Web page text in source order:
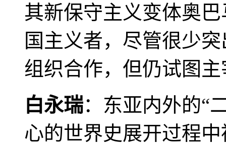
其新保守主义变体奥
国主义者，尽管很少
组织合作，但仍试图
白永瑞：东亚内外的“
心的世界史展开过程